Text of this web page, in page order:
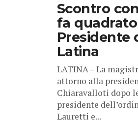
Scontro
fa
Presidente
Latina
LATINA – La
attorno alla
Chiaravalloti dopo
presidente
Lauretti e...